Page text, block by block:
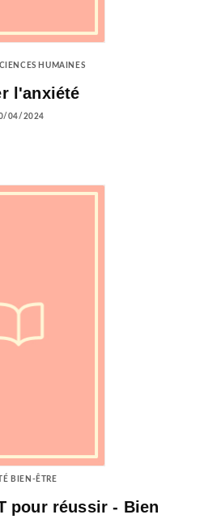
HUMAINES
l'anxiété
04/2024
BIEN-ÊTRE
pour réussir - Bien